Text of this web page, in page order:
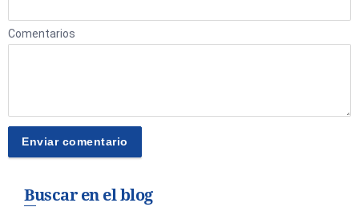
Comentarios
Buscar en el blog